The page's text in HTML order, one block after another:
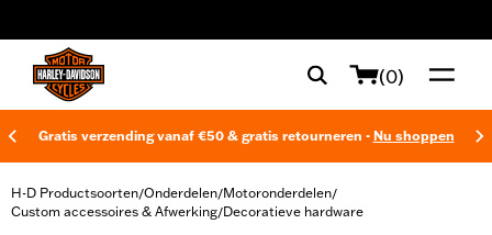
(0)
Gratis verzending vanaf €50 & gratis retourneren - Nu shoppen
H-D Productsoorten/Onderdelen/Motoronderdelen/
Custom accessoires & Afwerking/Decoratieve hardware